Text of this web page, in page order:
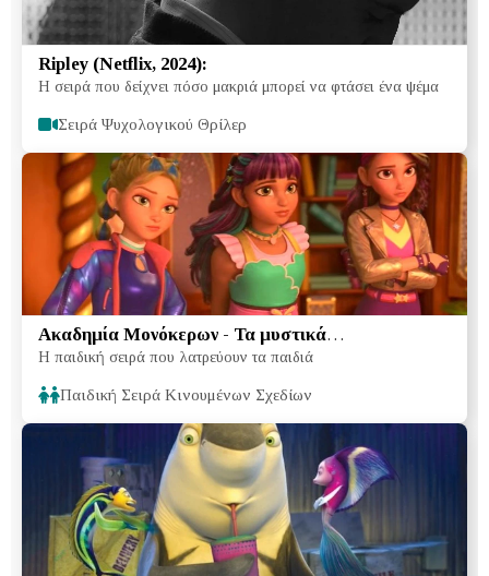
Ripley (Netflix, 2024):
Η σειρά που δείχνει πόσο μακριά μπορεί να φτάσει ένα ψέμα
Σειρά Ψυχολογικού Θρίλερ
Ακαδημία Μονόκερων - Τα μυστικά
αποκαλύπτονται (2026, Netflix):
Η παιδική σειρά που λατρεύουν τα παιδιά
Παιδική Σειρά Κινουμένων Σχεδίων